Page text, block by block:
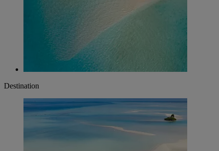
Destination